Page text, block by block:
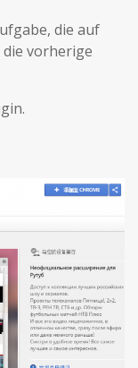
die auf
vorherige